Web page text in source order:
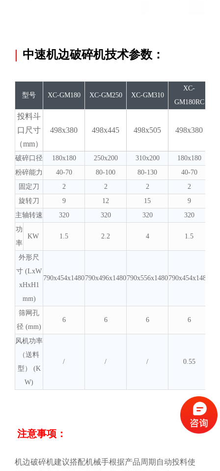
| 中速机边破碎机技术参数：
型号 XC-GM180 XC-GM250 XC-GM310
XC-
GM180RC
投料斗
口尺寸
（mm）
498x380 498x445 498x505 498x380
破碎口径 180x180 250x200 310x200 180x180
粉碎能力
40-70 80-100 80-130
40-70
固定刀
2 2 2
2
旋转刀
9 12 15
9
主轴转速
320 320 320
320
功
率
KW 1.5 2.2 4 1.5
外形尺
寸 (LxW
xHxH1
mm)
790x454x1480790x496x1480790x556x1480790x454x1480
筛网孔
径 (mm)
6 6 6 6
风机功率
（送料
型） (K
W)
/ / / 0.55
注意事项：
机边破碎机建议搭配机械手根据产品周期自动投料使